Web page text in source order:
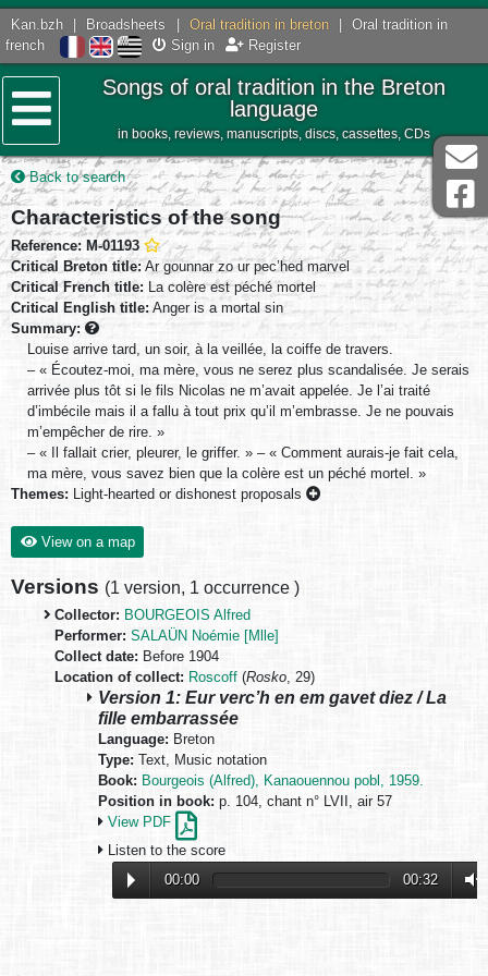
Kan.bzh Broadsheets Oral tradition in breton
Oral tradition in
french
Sign in Register
Menu
Songs of oral tradition in the Breton
language
in books, reviews, manuscripts, discs, cassettes, CDs
Back to search
Characteristics of the song
Reference: M-01193
Critical Breton title:Ar gounnar zo ur pec’hed marvel
Critical French title: La colère est péché mortel
Critical English title: Anger is a mortal sin
Summary:
Louise arrive tard, un soir, à la veillée, la coiffe de travers.
– « Écoutez-moi, ma mère, vous ne serez plus scandalisée. Je serais
arrivée plus tôt si le fils Nicolas ne m’avait appelée. Je l’ai traité
d’imbécile mais il a fallu à tout prix qu’il m’embrasse. Je ne pouvais
m’empêcher de rire. »
– « Il fallait crier, pleurer, le griffer. » – « Comment aurais-je fait cela,
ma mère, vous savez bien que la colère est un péché mortel. »
Themes:
Light-hearted or dishonest proposals
View on a map
Versions (1 version, 1 occurrence )
Collector: BOURGEOIS Alfred
Performer: SALAÜN Noémie [Mlle]
Collect date: Before 1904
Location of collect: Roscoff (Rosko, 29)
Version 1: Eur verc’h en em gavet diez / La
fille embarrassée
Language: Breton
Type: Text, Music notation
Book: Bourgeois (Alfred), Kanaouennou pobl, 1959.
Position in book: p. 104, chant n° LVII, air 57
View PDF
Listen to the score
00:00
00:32